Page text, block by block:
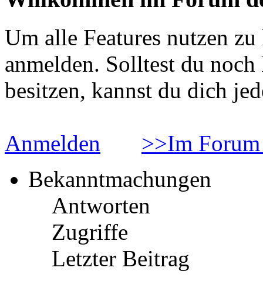
Um alle Features nutzen
anmelden. Solltest du
besitzen, kannst du dich
Anmelden
>>Im
Bekanntmachungen
Antworten
Zugriffe
Letzter Beitrag